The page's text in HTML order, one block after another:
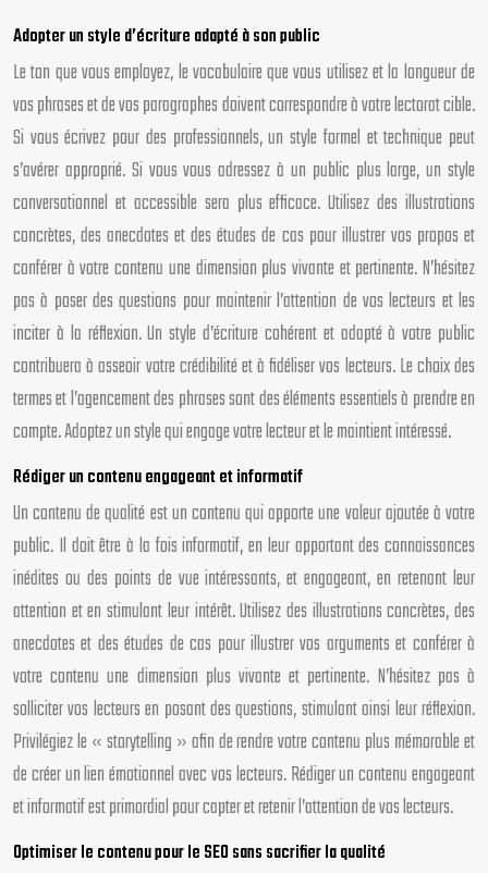
Adopter un style d’écriture adapté à son public
Le ton que vous employez, le vocabulaire que vous utilisez et la longueur de
vos phrases et de vos paragraphes doivent correspondre à votre lectorat cible.
Si vous écrivez pour des professionnels, un style formel et technique peut
s’avérer approprié. Si vous vous adressez à un public plus large, un style
conversationnel et accessible sera plus efficace. Utilisez des illustrations
concrètes, des anecdotes et des études de cas pour illustrer vos propos et
conférer à votre contenu une dimension plus vivante et pertinente. N’hésitez
pas à poser des questions pour maintenir l’attention de vos lecteurs et les
inciter à la réflexion. Un style d’écriture cohérent et adapté à votre public
contribuera à asseoir votre crédibilité et à fidéliser vos lecteurs. Le choix des
termes et l’agencement des phrases sont des éléments essentiels à prendre en
compte. Adoptez un style qui engage votre lecteur et le maintient intéressé.
Rédiger un contenu engageant et informatif
Un contenu de qualité est un contenu qui apporte une valeur ajoutée à votre
public. Il doit être à la fois informatif, en leur apportant des connaissances
inédites ou des points de vue intéressants, et engageant, en retenant leur
attention et en stimulant leur intérêt. Utilisez des illustrations concrètes, des
anecdotes et des études de cas pour illustrer vos arguments et conférer à
votre contenu une dimension plus vivante et pertinente. N’hésitez pas à
solliciter vos lecteurs en posant des questions, stimulant ainsi leur réflexion.
Privilégiez le « storytelling » afin de rendre votre contenu plus mémorable et
de créer un lien émotionnel avec vos lecteurs. Rédiger un contenu engageant
et informatif est primordial pour capter et retenir l’attention de vos lecteurs.
Optimiser le contenu pour le SEO sans sacrifier la qualité